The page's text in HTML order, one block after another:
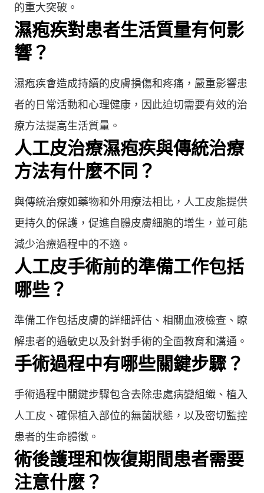
的重大突破。
濕疱疾對患者生活質量有何影
響？
濕疱疾會造成持續的皮膚損傷和疼痛，嚴重影響患
者的日常活動和心理健康，因此迫切需要有效的治
療方法提高生活質量。
人工皮治療濕疱疾與傳統治療
方法有什麼不同？
與傳統治療如藥物和外用療法相比，人工皮能提供
更持久的保護，促進自體皮膚細胞的增生，並可能
減少治療過程中的不適。
人工皮手術前的準備工作包括
哪些？
準備工作包括皮膚的詳細評估、相關血液檢查、瞭
解患者的過敏史以及針對手術的全面教育和溝通。
手術過程中有哪些關鍵步驟？
手術過程中關鍵步驟包含去除患處病變組織、植入
人工皮、確保植入部位的無菌狀態，以及密切監控
患者的生命體徵。
術後護理和恢復期間患者需要
注意什麼？